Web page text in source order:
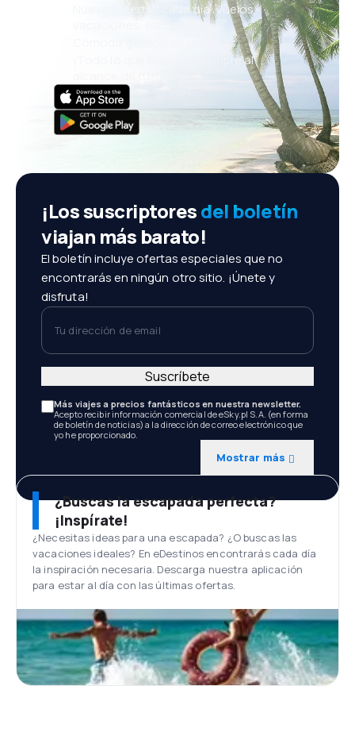
Nuevas ofertas cada día: vuelos,
vacaciones, escapadas
Cómoda gestión de reservas
¡Todo lo que importa, siempre al
¡Los suscriptoresdel boletín
viajan más barato!
El boletín incluye ofertas especiales que no
encontrarás en ningún otro sitio. ¡Únete y
disfruta!
Tu dirección de email
Más viajes a precios fantásticos en nuestra newsletter.
Acepto recibir información comercial de eSky.pl S.A. (en forma
de boletín de noticias) a la dirección de correo electrónico que
yo he proporcionado.
Mostrar más
Suscríbete
¿Buscas la escapada perfecta?
¡Inspírate!
¿Necesitas ideas para una escapada? ¿O buscas las
vacaciones ideales? En eDestinos encontrarás cada día
la inspiración necesaria. Descarga nuestra aplicación
para estar al día con las últimas ofertas.